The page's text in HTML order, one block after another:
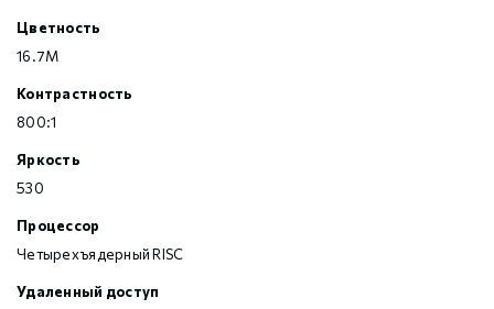
Цветность
16.7M
Контрастность
800:1
Яркость
530
Процессор
Четырехъядерный RISC
Удаленный доступ